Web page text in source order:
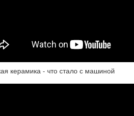
керамика - что стало с машиной